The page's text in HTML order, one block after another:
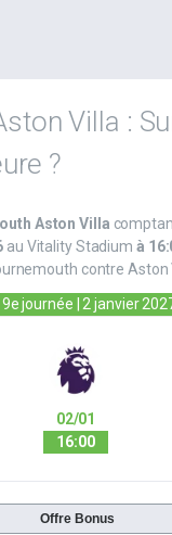
Villa :
?
Aston Villa
au Vitality Stadium à
contre Aston
journée | 2 janvier
02/01
16:00